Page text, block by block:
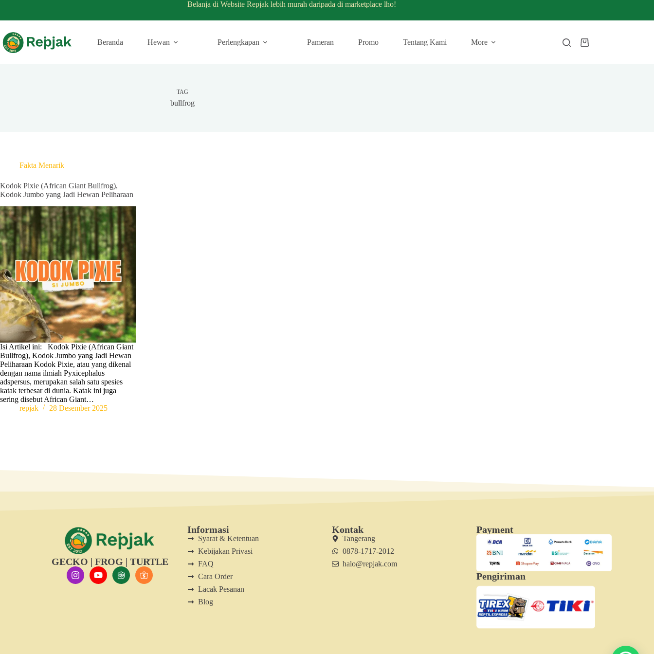
Belanja di Website Repjak lebih murah daripada di marketplace lho!
Beranda Hewan Perlengkapan Pameran Promo Tentang Kami More
TAG
bullfrog
Fakta Menarik
Kodok Pixie (African Giant Bullfrog),
Kodok Jumbo yang Jadi Hewan Peliharaan
Isi Artikel ini: Kodok Pixie (African Giant
Bullfrog), Kodok Jumbo yang Jadi Hewan
Peliharaan Kodok Pixie, atau yang dikenal
dengan nama ilmiah Pyxicephalus
adspersus, merupakan salah satu spesies
katak terbesar di dunia. Katak ini juga
sering disebut African Giant…
repjak
28 Desember 2025
GECKO | FROG | TURTLE
Informasi
Syarat & Ketentuan
Kebijakan Privasi
FAQ
Cara Order
Lacak Pesanan
Blog
Kontak
Tangerang
0878-1717-2012
halo@repjak.com
Payment
Pengiriman